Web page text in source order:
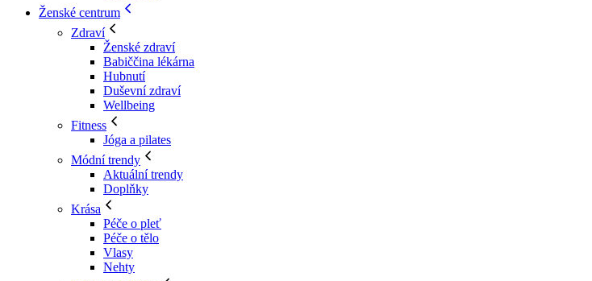
Ženské centrum
Zdraví
Ženské zdraví
Babiččina lékárna
Hubnutí
Duševní zdraví
Wellbeing
Fitness
Jóga a pilates
Módní trendy
Aktuální trendy
Doplňky
Krása
Péče o pleť
Péče o tělo
Vlasy
Nehty